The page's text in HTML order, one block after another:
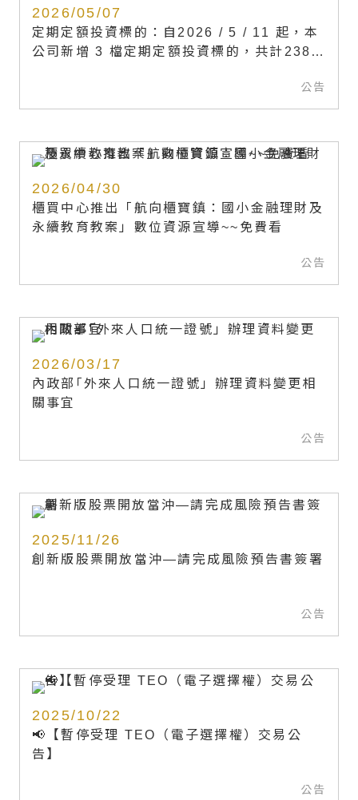
2026/05/07
定期定額投資標的：自2026 / 5 / 11 起，本
公司新增 3 檔定期定額投資標的，共計238檔
公告
2026/04/30
櫃買中心推出「航向櫃寶鎮：國小金融理財及
永續教育教案」數位資源宣導~~免費看
公告
2026/03/17
內政部｢外來人口統一證號」辦理資料變更相
關事宜
公告
2025/11/26
創新版股票開放當沖—請完成風險預告書簽署
公告
2025/10/22
📢【暫停受理 TEO（電子選擇權）交易公
告】
公告